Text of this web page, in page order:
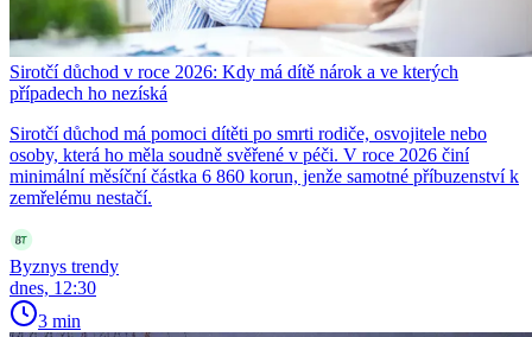
Sirotčí důchod v roce 2026: Kdy má dítě nárok a ve kterých
případech ho nezíská
Sirotčí důchod má pomoci dítěti po smrti rodiče, osvojitele nebo
osoby, která ho měla soudně svěřené v péči. V roce 2026 činí
minimální měsíční částka 6 860 korun, jenže samotné příbuzenství k
zemřelému nestačí.
Byznys trendy
dnes, 12:30
3 min